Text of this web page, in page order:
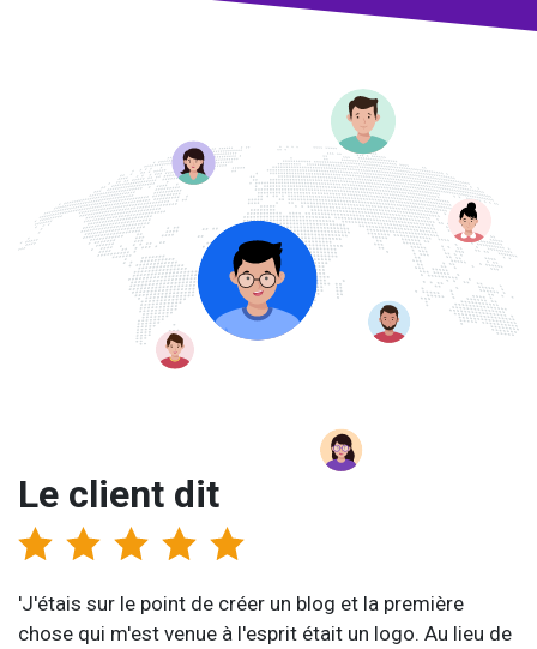
trouverez dans ce créateur de logo des fonctionnalités
confidentialité des clients est notre priorité absolue; c’est
ce qui rend notre service client assez fiable et
expérimenté. Concevez un logo simple ou modifiez son
apparence, vous allez sûrement adorer les logos qui seront
conçus dans notre outil de création de logo.
Le client dit
'J'étais sur le point de créer un blog et la première
chose qui m'est venue à l'esprit était un logo. Au lieu de